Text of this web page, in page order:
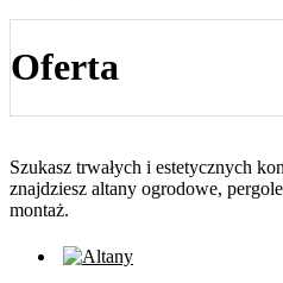
Oferta
Szukasz trwałych i estetycznych
znajdziesz altany ogrodowe,
montaż.